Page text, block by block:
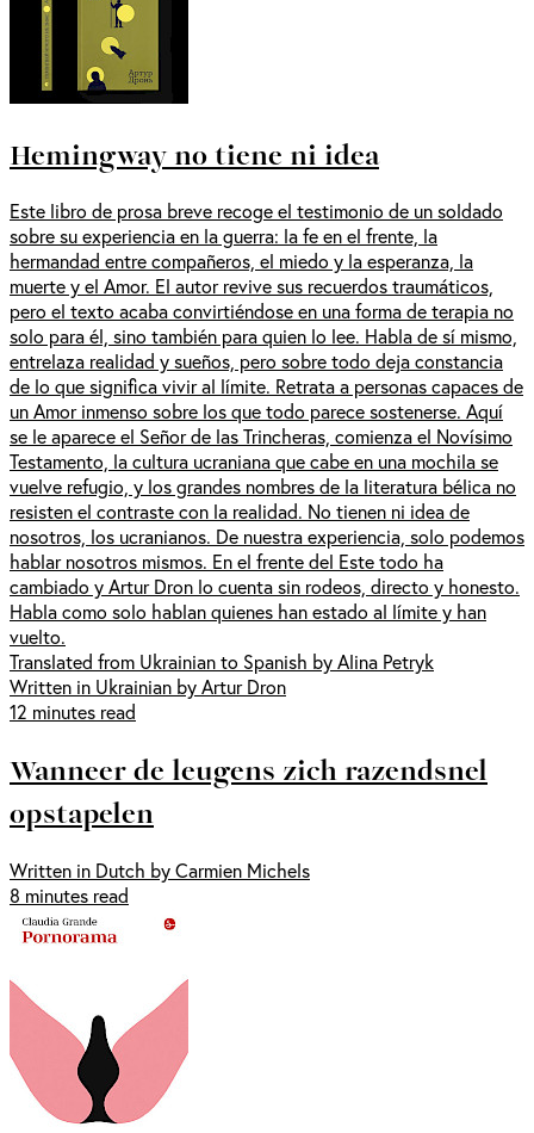
Hemingway no tiene ni idea
Este libro de prosa breve recoge el testimonio de un soldado
sobre su experiencia en la guerra: la fe en el frente, la
hermandad entre compañeros, el miedo y la esperanza, la
muerte y el Amor. El autor revive sus recuerdos traumáticos,
pero el texto acaba convirtiéndose en una forma de terapia no
solo para él, sino también para quien lo lee. Habla de sí mismo,
entrelaza realidad y sueños, pero sobre todo deja constancia
de lo que significa vivir al límite. Retrata a personas capaces de
un Amor inmenso sobre los que todo parece sostenerse. Aquí
se le aparece el Señor de las Trincheras, comienza el Novísimo
Testamento, la cultura ucraniana que cabe en una mochila se
vuelve refugio, y los grandes nombres de la literatura bélica no
resisten el contraste con la realidad. No tienen ni idea de
nosotros, los ucranianos. De nuestra experiencia, solo podemos
hablar nosotros mismos. En el frente del Este todo ha
cambiado y Artur Dron lo cuenta sin rodeos, directo y honesto.
Habla como solo hablan quienes han estado al límite y han
vuelto.
Translated from Ukrainian to Spanish by Alina Petryk
Written in Ukrainian by Artur Dron
12 minutes read
Wanneer de leugens zich razendsnel
opstapelen
Written in Dutch by Carmien Michels
8 minutes read